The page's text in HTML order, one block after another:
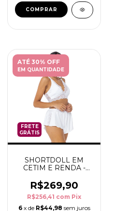
COMPRAR
ATÉ 30% OFF
EM QUANTIDADE
FRETE
GRÁTIS
SHORTDOLL EM
CETIM E RENDA -
R$269,90
R$256,41 com Pix
6 x de R$44,98 sem juros